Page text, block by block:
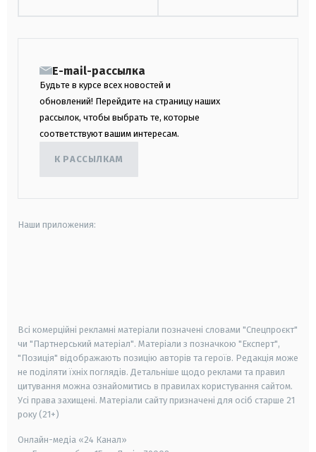
E-mail-рассылка
Будьте в курсе всех новостей и
обновлений! Перейдите на страницу наших
рассылок, чтобы выбрать те, которые
соответствуют вашим интересам.
К РАССЫЛКАМ
Наши приложения:
Всі комерційні рекламні матеріали позначені словами "Спецпроєкт"
чи "Партнерський матеріал". Матеріали з позначкою "Експерт",
"Позиція" відображають позицію авторів та героїв. Редакція може
не поділяти їхніх поглядів. Детальніше щодо реклами та правил
цитування можна ознайомитись в правилах користування сайтом.
Усі права захищені. Матеріали сайту призначені для осіб старше 21
року (21+)
Онлайн-медіа «24 Канал»